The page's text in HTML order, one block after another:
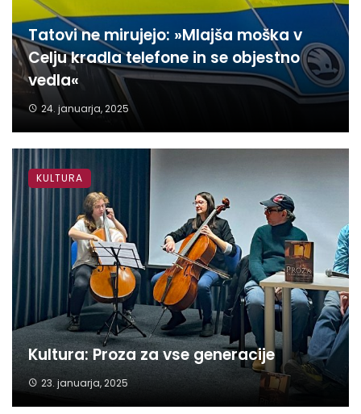
Tatovi ne mirujejo: »Mlajša moška v
Celju kradla telefone in se objestno
vedla«
24. januarja, 2025
Kultura: Proza za vse generacije
23. januarja, 2025
KULTURA